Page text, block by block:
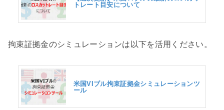
トレート目安について
拘束証拠金のシミュレーションは以下を活用ください。
米国VIブル拘束証拠金シミュレーションツ
ール